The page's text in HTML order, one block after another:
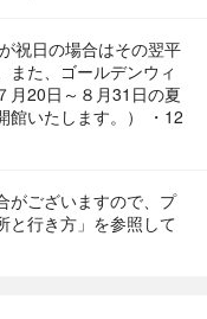
祝日の場合はその翌平
また、ゴールデンウィ
月20日～８月31日の夏
館いたします。） ・12
がございますので、プ
と行き方」を参照して